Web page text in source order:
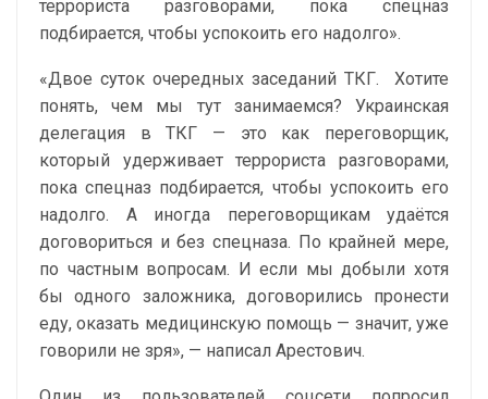
террориста разговорами, пока спецназ
подбирается, чтобы успокоить его надолго».
«Двое суток очередных заседаний ТКГ. Хотите
понять, чем мы тут занимаемся? Украинская
делегация в ТКГ — это как переговорщик,
который удерживает террориста разговорами,
пока спецназ подбирается, чтобы успокоить его
надолго. А иногда переговорщикам удаётся
договориться и без спецназа. По крайней мере,
по частным вопросам. И если мы добыли хотя
бы одного заложника, договорились пронести
еду, оказать медицинскую помощь — значит, уже
говорили не зря», — написал Арестович.